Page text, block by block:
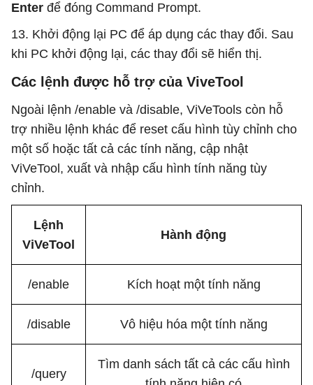
Enter để đóng Command Prompt.
13. Khởi động lại PC để áp dụng các thay đổi. Sau
khi PC khởi động lại, các thay đổi sẽ hiển thị.
Các lệnh được hỗ trợ của ViveTool
Ngoài lệnh /enable và /disable, ViVeTools còn hỗ
trợ nhiều lệnh khác để reset cấu hình tùy chỉnh cho
một số hoặc tất cả các tính năng, cập nhật
ViVeTool, xuất và nhập cấu hình tính năng tùy
chỉnh.
Lệnh
ViVeTool
Hành động
/enable Kích hoạt một tính năng
/disable Vô hiệu hóa một tính năng
/query
Tìm danh sách tất cả các cấu hình